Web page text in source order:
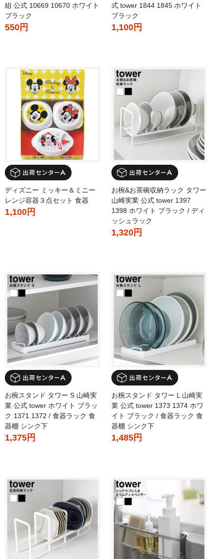
組 公式 10669 10670 ホワイト
ブラック
550円
式 tower 1844 1845 ホワイト
ブラック
1,100円
ディズニー ミッキー＆ミニー
レンジ容器３点セット 食器
1,100円
お椀&お茶碗収納ラック タワー
山崎実業 公式 tower 1397
1398 ホワイト ブラック / ディ
ッシュラック
1,320円
お椀スタンド タワー S 山崎実
業 公式 tower ホワイト ブラッ
ク 1371 1372 / 食器ラック 食
器棚 シンク下
1,375円
お椀スタンド タワー L 山崎実
業 公式 tower 1373 1374 ホワ
イト ブラック / 食器ラック 食
器棚 シンク下
1,485円